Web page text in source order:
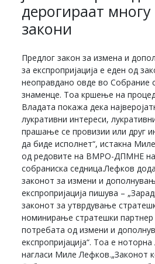
дерогираат многу
закони
Предлог закон за измена и
за експропријација е еден од
неоправдано овде во Собрание
знаменце. Тоа кршење на
Владата покажа дека
лукративни интереси,
прашање се провизии или друг
да биде исполнет“, истакна
од редовите на ВМРО-ДПМНЕ
собраниска седница.Лефков
законот за измени и
експропријација пишува –
законот за утврдување
номинирање стратешки партнер
потребата од измени и
експропријација“. Тоа е
нагласи Миле Лефков.„Законот